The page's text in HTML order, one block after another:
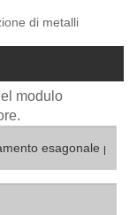
di metalli
modulo